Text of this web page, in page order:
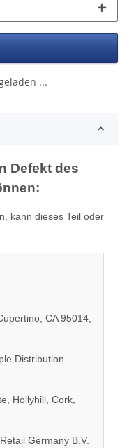
...
Defekt des
kann dieses Teil oder
CA 95014,
Distribution
Hollyhill, Cork,
Germany B.V.